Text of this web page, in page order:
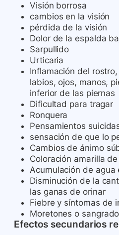
Visión borrosa
cambios en la visión
pérdida de la visión
Dolor de la espalda
Sarpullido
Urticaria
Inflamación del
labios, ojos, manos,
inferior de las piernas
Dificultad para tragar
Ronquera
Pensamientos
sensación de que lo
Cambios de ánimo
Coloración amarilla
Acumulación de agua
Disminución de la
las ganas de orinar
Fiebre y síntomas de
Moretones o
Efectos secundarios